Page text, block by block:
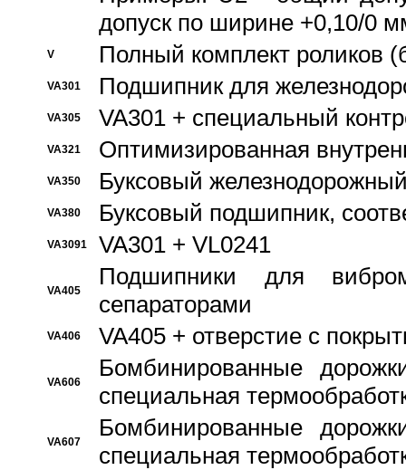
допуск по ширине +0,10/0
V Полный комплект роликов
VA301 Подшипник для
VA305 VA301 + специальный
VA321 Оптимизированная
VA350 Буксовый
VA380 Буксовый подшипник,
VA3091 VA301 + VL0241
VA405
Подшипники для
сепараторами
VA406 VA405 + отверстие с
VA606
Бомбинированные
специальная
VA607
Бомбинированные
специальная